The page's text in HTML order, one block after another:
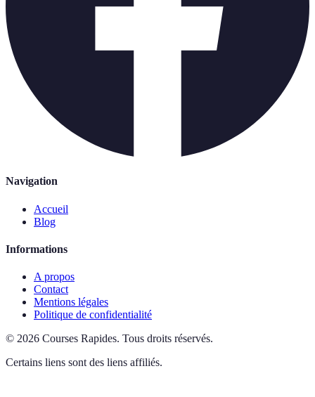
Navigation
Accueil
Blog
Informations
A propos
Contact
Mentions légales
Politique de confidentialité
© 2026 Courses Rapides. Tous droits réservés.
Certains liens sont des liens affiliés.